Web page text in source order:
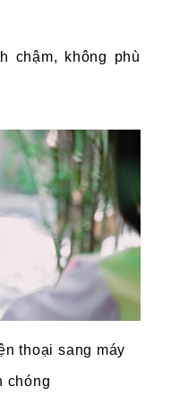
chậm, không phù
thoại sang máy
chóng